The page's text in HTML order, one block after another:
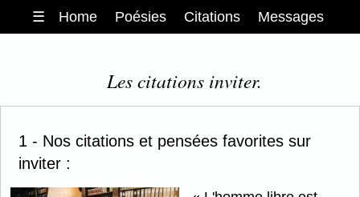
☰ Home Poésies Citations Messages
Les citations inviter.
1 - Nos citations et pensées favorites sur
inviter :